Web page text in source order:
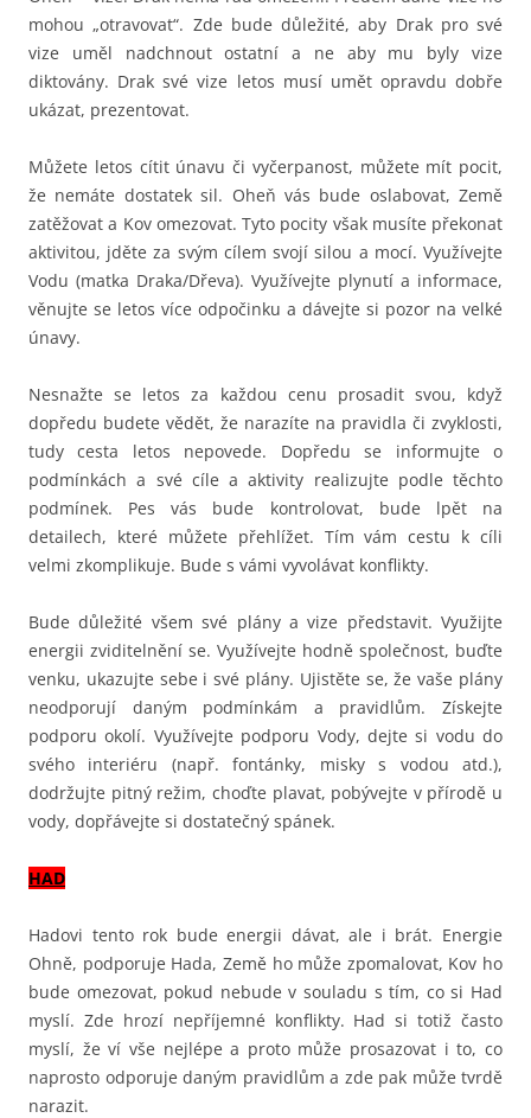
mohou „otravovat“. Zde bude důležité, aby Drak pro své
vize uměl nadchnout ostatní a ne aby mu byly vize
diktovány. Drak své vize letos musí umět opravdu dobře
ukázat, prezentovat.
Můžete letos cítit únavu či vyčerpanost, můžete mít pocit,
že nemáte dostatek sil. Oheň vás bude oslabovat, Země
zatěžovat a Kov omezovat. Tyto pocity však musíte překonat
aktivitou, jděte za svým cílem svojí silou a mocí. Využívejte
Vodu (matka Draka/Dřeva). Využívejte plynutí a informace,
věnujte se letos více odpočinku a dávejte si pozor na velké
únavy.
Nesnažte se letos za každou cenu prosadit svou, když
dopředu budete vědět, že narazíte na pravidla či zvyklosti,
tudy cesta letos nepovede. Dopředu se informujte o
podmínkách a své cíle a aktivity realizujte podle těchto
podmínek. Pes vás bude kontrolovat, bude lpět na
detailech, které můžete přehlížet. Tím vám cestu k cíli
velmi zkomplikuje. Bude s vámi vyvolávat konflikty.
Bude důležité všem své plány a vize představit. Využijte
energii zviditelnění se. Využívejte hodně společnost, buďte
venku, ukazujte sebe i své plány. Ujistěte se, že vaše plány
neodporují daným podmínkám a pravidlům. Získejte
podporu okolí. Využívejte podporu Vody, dejte si vodu do
svého interiéru (např. fontánky, misky s vodou atd.),
dodržujte pitný režim, choďte plavat, pobývejte v přírodě u
vody, dopřávejte si dostatečný spánek.
HAD
Hadovi tento rok bude energii dávat, ale i brát. Energie
Ohně, podporuje Hada, Země ho může zpomalovat, Kov ho
bude omezovat, pokud nebude v souladu s tím, co si Had
myslí. Zde hrozí nepříjemné konflikty. Had si totiž často
myslí, že ví vše nejlépe a proto může prosazovat i to, co
naprosto odporuje daným pravidlům a zde pak může tvrdě
narazit.